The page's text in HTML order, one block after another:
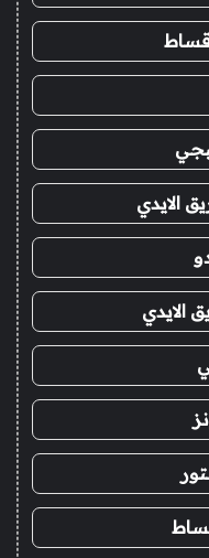
الايدي
الايدي